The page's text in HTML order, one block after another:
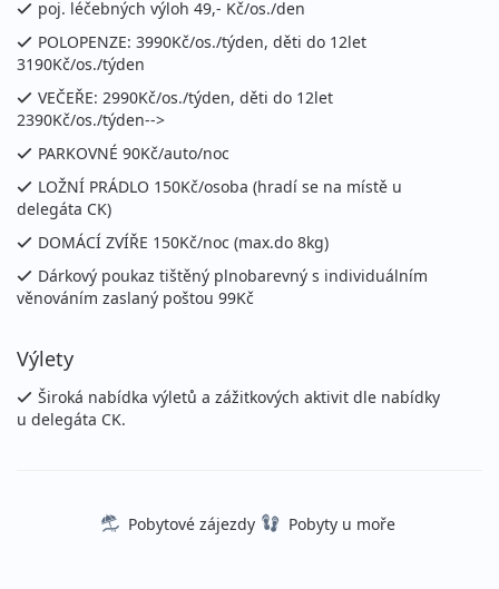
poj. léčebných výloh 49,- Kč/os./den
POLOPENZE: 3990Kč/os./týden, děti do 12let
3190Kč/os./týden
VEČEŘE: 2990Kč/os./týden, děti do 12let
2390Kč/os./týden-->
PARKOVNÉ 90Kč/auto/noc
LOŽNÍ PRÁDLO 150Kč/osoba (hradí se na místě u
delegáta CK)
DOMÁCÍ ZVÍŘE 150Kč/noc (max.do 8kg)
Dárkový poukaz tištěný plnobarevný s individuálním
věnováním zaslaný poštou 99Kč
Výlety
Široká nabídka výletů a zážitkových aktivit dle nabídky
u delegáta CK.
Pobytové zájezdy Pobyty u moře